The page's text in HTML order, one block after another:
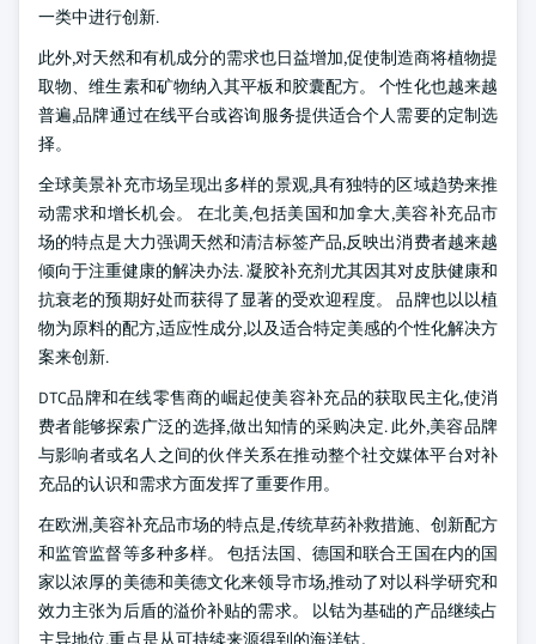
一类中进行创新.
此外,对天然和有机成分的需求也日益增加,促使制造商将植物提
取物、维生素和矿物纳入其平板和胶囊配方。 个性化也越来越
普遍,品牌通过在线平台或咨询服务提供适合个人需要的定制选
择。
全球美景补充市场呈现出多样的景观,具有独特的区域趋势来推
动需求和增长机会。 在北美,包括美国和加拿大,美容补充品市
场的特点是大力强调天然和清洁标签产品,反映出消费者越来越
倾向于注重健康的解决办法. 凝胶补充剂尤其因其对皮肤健康和
抗衰老的预期好处而获得了显著的受欢迎程度。 品牌也以以植
物为原料的配方,适应性成分,以及适合特定美感的个性化解决方
案来创新.
DTC品牌和在线零售商的崛起使美容补充品的获取民主化,使消
费者能够探索广泛的选择,做出知情的采购决定. 此外,美容品牌
与影响者或名人之间的伙伴关系在推动整个社交媒体平台对补
充品的认识和需求方面发挥了重要作用。
在欧洲,美容补充品市场的特点是,传统草药补救措施、创新配方
和监管监督等多种多样。 包括法国、德国和联合王国在内的国
家以浓厚的美德和美德文化来领导市场,推动了对以科学研究和
效力主张为后盾的溢价补贴的需求。 以钴为基础的产品继续占
主导地位,重点是从可持续来源得到的海洋钴。